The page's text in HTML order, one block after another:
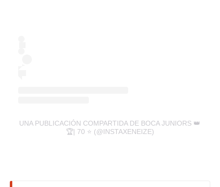
UNA PUBLICACIÓN COMPARTIDA DE BOCA JUNIORS 👑
🏆| 70 ⭐️ (@INSTAXENEIZE)